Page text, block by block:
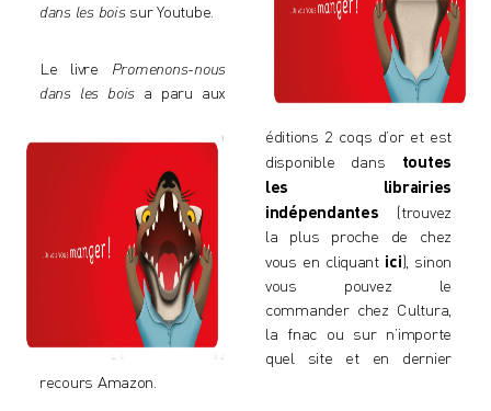
dans les bois sur Youtube.
Le livre Promenons-nous
dans les bois a paru aux
éditions 2 coqs d’oret est
disponible dans
toutes
les librairies
indépendantes (trouvez
la plus proche de chez
vous en cliquant ici), sinon
vous pouvez le
commander chez Cultura,
la fnac ou sur n’importe
quel site et en dernier
recours Amazon.